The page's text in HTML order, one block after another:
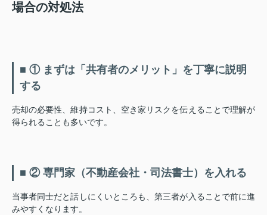
場合の対処法
■ ① まずは「共有者のメリット」を丁寧に説明
する
売却の必要性、維持コスト、空き家リスクを伝えることで理解が
得られることも多いです。
■ ② 専門家（不動産会社・司法書士）を入れる
当事者同士だと話しにくいところも、第三者が入ることで前に進
みやすくなります。